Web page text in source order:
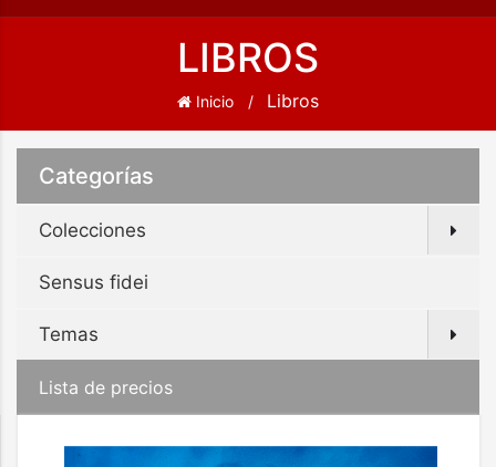
LIBROS
Inicio Libros
Categorías
Colecciones
Sensus fidei
Temas
Lista de precios